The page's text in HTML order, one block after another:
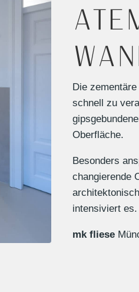
Die
schnell zu
Oberfläche.
Besonders
changierende
intensiviert es.
mk fliese